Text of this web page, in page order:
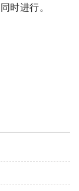
时进行。